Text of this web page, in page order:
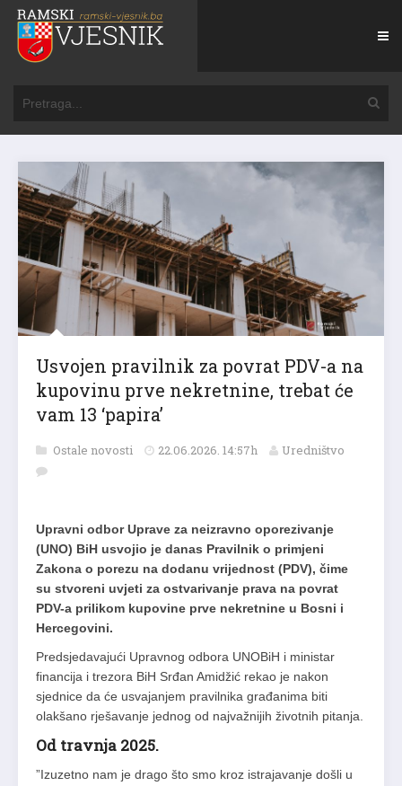
Usvojen pravilnik za povrat PDV-a na
kupovinu prve nekretnine, trebat će
vam 13 ‘papira’
Ostale novosti 22.06.2026. 14:57h Uredništvo
Upravni odbor Uprave za neizravno oporezivanje
(UNO) BiH usvojio je danas Pravilnik o primjeni
Zakona o porezu na dodanu vrijednost (PDV), čime
su stvoreni uvjeti za ostvarivanje prava na povrat
PDV-a prilikom kupovine prve nekretnine u Bosni i
Hercegovini.
Predsjedavajući Upravnog odbora UNOBiH i ministar
financija i trezora BiH Srđan Amidžić rekao je nakon
sjednice da će usvajanjem pravilnika građanima biti
olakšano rješavanje jednog od najvažnijih životnih pitanja.
Od travnja 2025.
”Izuzetno nam je drago što smo kroz istrajavanje došli u